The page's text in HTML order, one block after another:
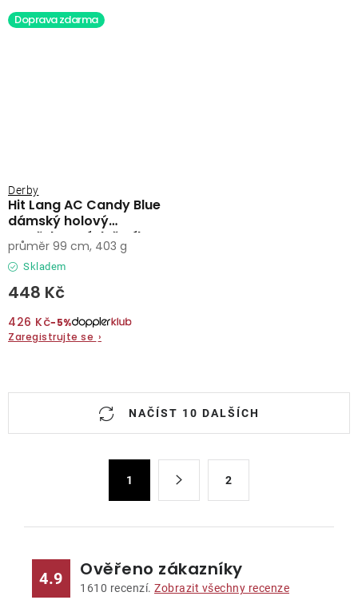
Doprava zdarma
Hit Lang AC Candy Blue
dámský holový
vystřelovací deštník
Derby
Skladem
448 Kč
426 Kč−5%
Zaregistrujte se ›
průměr 99 cm, 403 g
O
NAČÍST 10 DALŠÍCH
1 2
4.9 Ověřeno zákazníky
1610 recenzí. Zobrazit všechny recenze